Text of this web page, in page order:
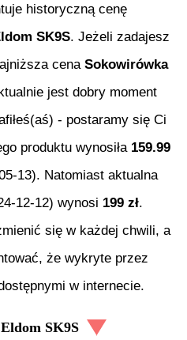
historyczną cenę
SK9S. Jeżeli zadajesz
cena Sokowirówka
jest dobry moment
- postaramy się Ci
produktu wynosiła 159.99
13). Natomiast aktualna
12-12) wynosi 199 zł.
się w każdej chwili, a
że wykryte przez
w internecie.
SK9S